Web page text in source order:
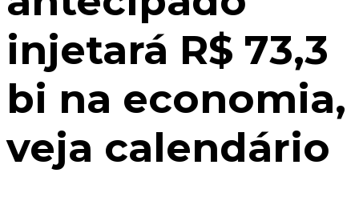
injetará R$ 73,3
bi na economia,
veja calendário